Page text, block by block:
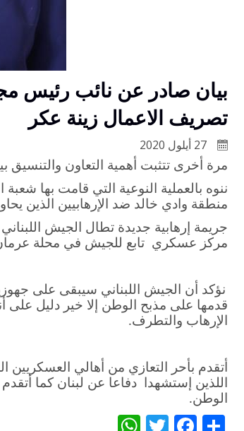
بيان صادر عن نائب رئيس
تصريف الاعمال زينة عكر
27 أيلول 2020
مرة أخرى تتثبت أهمية التعاون والتنسيق
ننوه بالعملية النوعية التي قامت بها
منطقة وادي خالد ضد الإرهابيين الذين
جريمة إرهابية جديدة تطال الجيش
مركز عسكري تابع للجيش في محلة
نؤكد أن الجيش اللبناني سيبقى على
قدمها على مذبح الوطن إلا خير دليل على
الإرهاب والتطرف.
أتقدم بأحر التعازي من أهالي
اللذين إستشهدا دفاعا عن لبنان كما
الوطن.
Share
Facebook
Twitter